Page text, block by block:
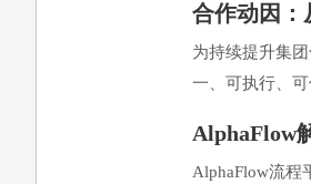
合作动因：
为持续提升集
一、可执行、
AlphaFlow
AlphaFlow流程